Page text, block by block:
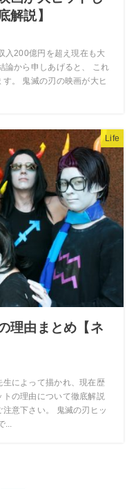
解説】
入200億円を超え現在も大
論から申しあげると、 これ
。 鬼滅の刃の映画が大ヒ
Life
理由まとめ【ネ
生によって描かれ、現在歴
の理由について徹底解説
意下さい。 鬼滅の刃ヒッ
...